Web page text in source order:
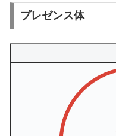
プレゼンス体